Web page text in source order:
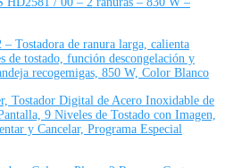
Tostadora de ranura larga, calienta
de tostado, función descongelación y
recogemigas, 850 W, Color Blanco
Tostador Digital de Acero Inoxidable de
9 Niveles de Tostado con Imagen,
y Cancelar, Programa Especial